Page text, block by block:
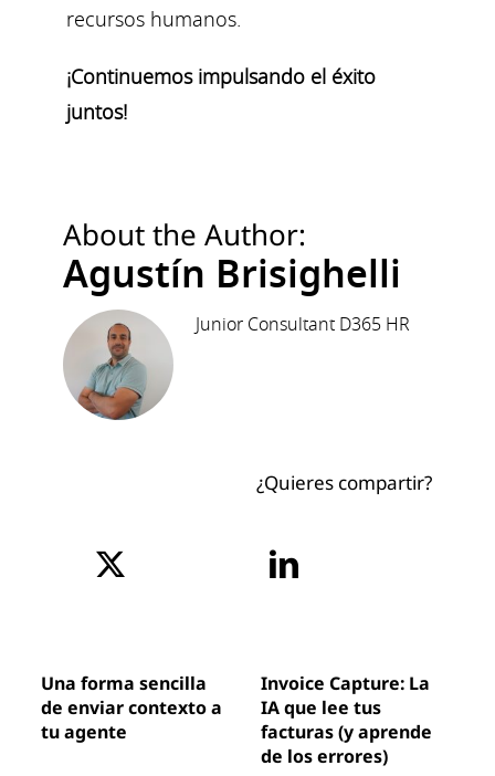
recursos humanos.
¡Continuemos impulsando el éxito
juntos!
About the Author:
Agustín Brisighelli
Junior Consultant D365 HR
¿Quieres compartir?
Una forma sencilla
de enviar contexto a
tu agente
Invoice Capture: La
IA que lee tus
facturas (y aprende
de los errores)